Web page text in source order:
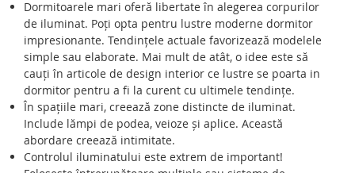
Dormitoarele mari oferă libertate în alegerea corpurilor
de iluminat. Poți opta pentru lustre moderne dormitor
impresionante. Tendințele actuale favorizează modelele
simple sau elaborate. Mai mult de atât, o idee este să
cauți în articole de design interior ce lustre se poarta in
dormitor pentru a fi la curent cu ultimele tendințe.
În spațiile mari, creează zone distincte de iluminat.
Include lămpi de podea, veioze și aplice. Această
abordare creează intimitate.
Controlul iluminatului este extrem de important!